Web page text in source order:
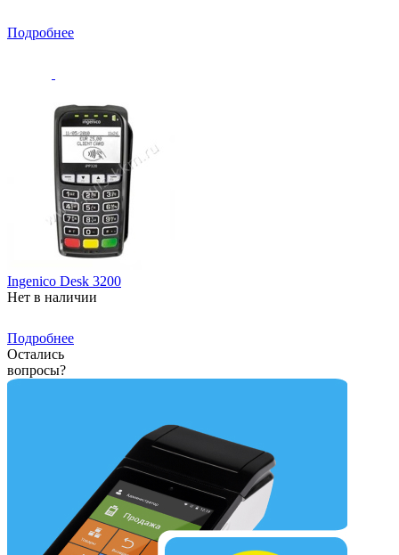
Подробнее
Ingenico Desk 3200
Нет в наличии
Подробнее
Остались
вопросы?